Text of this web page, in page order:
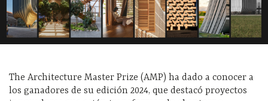
The Architecture Master Prize (AMP) ha dado a conocer a
los ganadores de su edición 2024, que destacó proyectos